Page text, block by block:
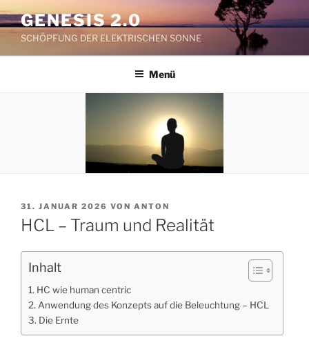
Zum
Inhalt
springen
GENESIS 2.0
SCHÖPFUNG DER ELEKTRISCHEN SONNE
Menü
VERÖFFENTLICHT
AM
31. JANUAR 2026 VON ANTON
HCL – Traum und Realität
Inhalt
HC wie human centric
Anwendung des Konzepts auf die Beleuchtung – HCL
Die Ernte